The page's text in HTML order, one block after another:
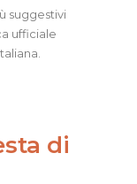
suggestivi
ufficiale
di